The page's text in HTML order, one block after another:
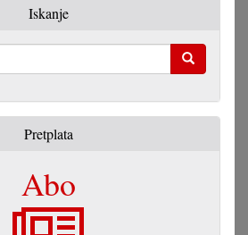
Iskanje
Pretplata
Abo